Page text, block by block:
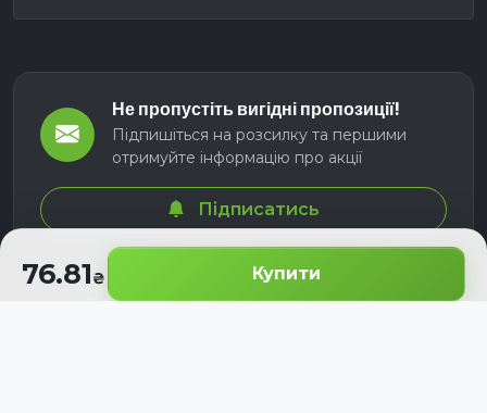
76.81 Купити
Не пропустіть вигідні пропозиції!
Підпишіться на розсилку та першими
отримуйте інформацію про акції
Підписатись
© 2026 СЕЛМ АГРО. Всі права захищені.